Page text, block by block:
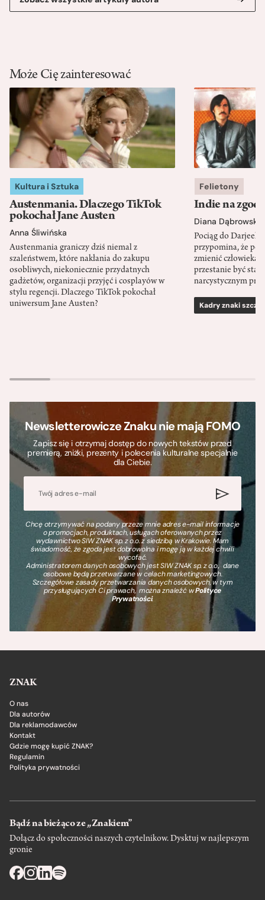
Może Cię zainteresować
Kultura i Sztuka
Austenmania. Dlaczego TikTok
pokochał Jane Austen
Anna Śliwińska
Austenmania graniczy dziś niemal z
szaleństwem, które nakłania do zakupu
osobliwych, niekoniecznie przydatnych
gadżetów, organizacji przyjęć i cosplayów w
stylu regencji. Dlaczego TikTok pokochał
uniwersum Jane Austen?
Felietony
Indie na
Diana Dąbrowska
Pociąg do
przypomina, że
zmienić człowieka
przestanie być
narcystycznym
Kadry znaki
Newsletterowicze Znaku nie mają FOMO
Zapisz się i otrzymaj dostęp do nowych tekstów przed
premierą, zniżki, prezenty i polecenia kulturalne specjalnie
dla Ciebie.
Chcę otrzymywać na podany przeze mnie adres e-mail informacje
o promocjach, produktach, usługach oferowanych przez
wydawnictwo SIW ZNAK sp. z o.o. z siedzibą w Krakowie. Mam
świadomość, że zgoda jest dobrowolna i mogę ją w każdej chwili
wycofać.
Administratorem danych osobowych jest SIW ZNAK sp. z o.o., dane
osobowe będą przetwarzane w celach marketingowych.
Szczegółowe zasady przetwarzania danych osobowych, w tym
przysługujących Ci prawach, można znaleźć wPolityce
Prywatności.
ZNAK
O nas
Dla autorów
Dla reklamodawców
Kontakt
Gdzie mogę kupić ZNAK?
Regulamin
Polityka prywatności
Bądź na bieżąco ze „Znakiem”
Dołącz do społeczności naszych czytelnikow. Dysktuj w najlepszym
gronie